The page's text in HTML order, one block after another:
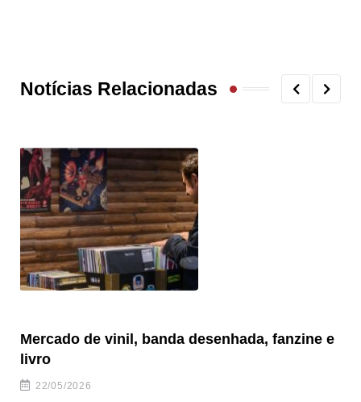
Notícias Relacionadas
Mercado de vinil, banda desenhada, fanzine e
livro
22/05/2026